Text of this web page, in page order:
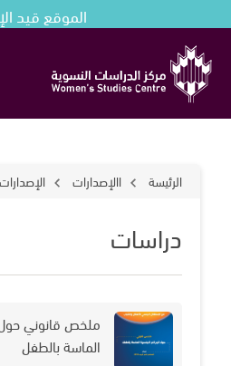
الموقع قيد
الرئيسة االإصدارات
دراسات
ملخص قانوني حول
الماسة بالطفل